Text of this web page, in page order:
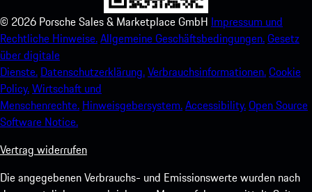
© 2026 Porsche Sales & Marketplace GmbH Impressum und
Rechtliche Hinweise.Allgemeine Geschäftsbedingungen.Gesetz
über digitale
Dienste. Datenschutzerklärung.Verbrauchsinformationen.Cookie
Policy.Wirtschaft und
Menschenrechte. Hinweisgebersystem.Accessibility.Open Source
Software Notice.
Vertrag widerrufen
Die angegebenen Verbrauchs- und Emissionswerte wurden nach